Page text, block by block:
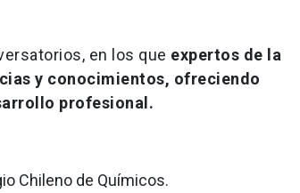
en los que expertos de la
y conocimientos, ofreciendo
profesional.
Chileno de Químicos.